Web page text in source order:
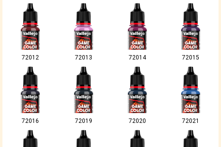
72012 72013 72014 72015
72016 72019 72020 72021